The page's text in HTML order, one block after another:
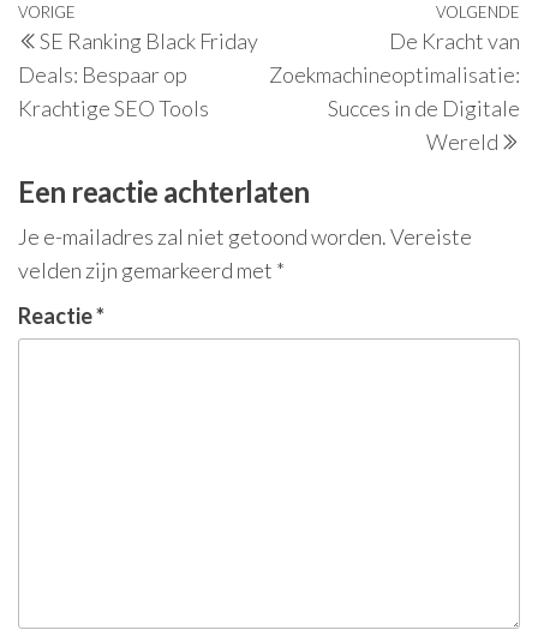
Berichtnavigatie
Vorig
bericht
VORIGE
SE Ranking Black Friday
Deals: Bespaar op
Krachtige SEO Tools
VOLGENDE
De Kracht van
Zoekmachineoptimalisatie:
Succes in de Digitale
Wereld
Een reactie achterlaten
Je e-mailadres zal niet getoond worden.Vereiste
velden zijn gemarkeerd met *
Reactie*